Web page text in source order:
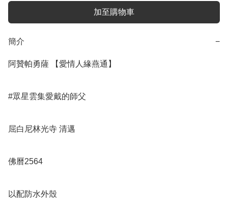
加至購物車
簡介 −
阿贊帕勇薩 【愛情人緣燕通】
#眾星雲集愛戴的師父
屈白尼林光寺 清邁
佛曆2564
以配防水外殼